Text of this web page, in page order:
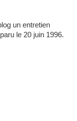
un entretien
le 20 juin 1996.